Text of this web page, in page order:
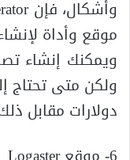
موقع وأداة
ويمكنك إنشاء
دولارات مقابل